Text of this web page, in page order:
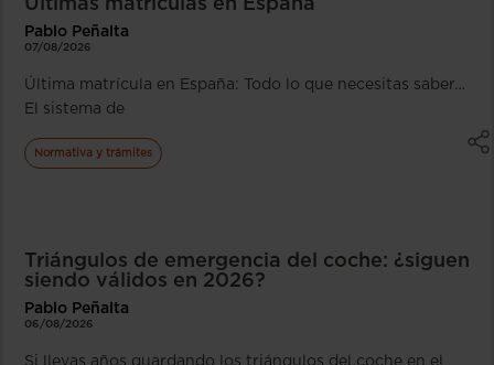
Últimas matrículas en España
Pablo Peñalta
07/08/2026
Última matrícula en España: Todo lo que necesitas saber…
El sistema de
Normativa y trámites
Triángulos de emergencia del coche: ¿siguen
siendo válidos en 2026?
Pablo Peñalta
06/08/2026
Si llevas años guardando los triángulos del coche en el